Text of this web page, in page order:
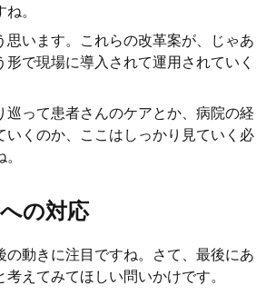
。
思います。これらの改革案が、じゃあ
形で現場に導入されて運用されていく
巡って患者さんのケアとか、病院の経
いくのか、ここはしっかり見ていく必
の対応
の動きに注目ですね。さて、最後にあ
えてみてほしい問いかけです。